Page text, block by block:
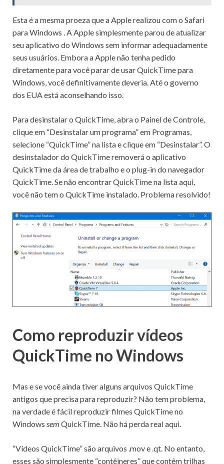
Esta éa mesma proeza que a Apple realizou com o Safari
para Windows .A Apple simplesmente parou de atualizar
seu aplicativo do Windows sem informar adequadamente
seus usuários. Embora a Apple não tenha pedido
diretamente para você parar de usar QuickTime para
Windows, você definitivamente deveria.Até o governo
dos EUA está aconselhando isso.
Para desinstalar o QuickTime, abra o Painel de Controle,
clique em “Desinstalar um programa” em Programas,
selecione “QuickTime” na lista e clique em “Desinstalar”.O
desinstalador do QuickTime removerá o aplicativo
QuickTime da área de trabalho e o plug-in do navegador
QuickTime.Se não encontrar QuickTime na lista aqui,
você não tem o QuickTime instalado. Problema resolvido!
Como reproduzir vídeos
QuickTime no Windows
Mas e se você ainda tiver alguns arquivos QuickTime
antigos que precisa para reproduzir? Não tem problema,
na verdade é fácil reproduzir filmes QuickTime no
Windows sem QuickTime. Não há perda real aqui.
“Vídeos QuickTime” são arquivos .mov e .qt. No entanto,
esses são simplesmente “contêineres” que contêm trilhas